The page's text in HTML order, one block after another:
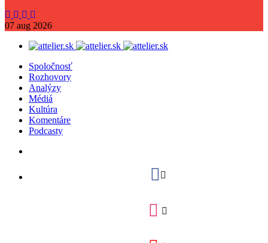
07 aug 2026
Spoločnosť
Rozhovory
Analýzy
Médiá
Kultúra
Komentáre
Podcasty